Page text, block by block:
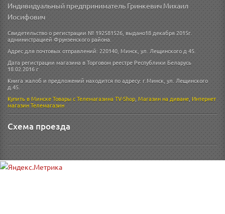
Индивидуальный предприниматель Гринкевич Михаил
Иосифович
Свидетельство о регистрации № 192581526, выдано18 декабря 2015г.
администрацией Фрунзенского района.
Адрес для почтовых отправлений: 220140, Минск, ул. Лещинского д 45.
Дата регистрации магазина в Торговом реестре Республики Беларусь
18.02.2016 г
Книга жалоб и предложений находится по адресу: г.Минск, ул. Лещинского
д.45.
Купить в МинскеТовары с Телемагазина TV-Shop,Магазин на диване,Интернет
магазинТелемагазин
Схема проезда